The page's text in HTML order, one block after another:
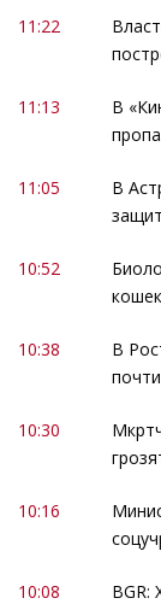
11:22
11:13
В
11:05
В
10:52
10:38
В
10:30
10:16
10:08
BGR: